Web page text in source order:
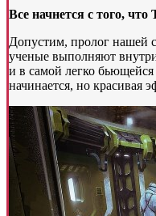
Все начнется с того,
Допустим, пролог нашей
ученые выполняют
и в самой легко
начинается, но красивая